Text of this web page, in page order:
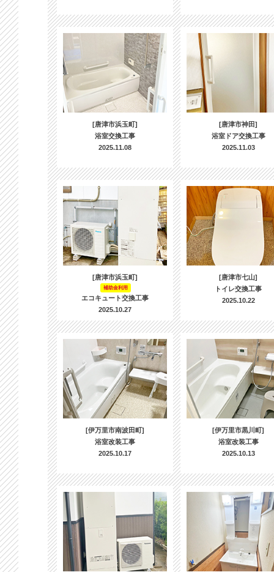
[唐津市浜玉町]
浴室交換工事
2025.11.08
[唐津市神田]
浴室ドア交換工事
2025.11.03
[唐津市浜玉町]
補助金利用
エコキュート交換工事
2025.10.27
[唐津市七山]
トイレ交換工事
2025.10.22
[伊万里市南波田町]
浴室改装工事
2025.10.17
[伊万里市黒川町]
浴室改装工事
2025.10.13